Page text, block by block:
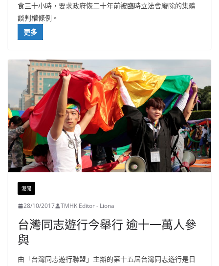
食三十小時，要求政府恢二十年前被臨時立法會廢除的集體
談判權條例。
更多
港聞
28/10/2017 TMHK Editor - Liona
台灣同志遊行今舉行 逾十一萬人參
與
由「台灣同志遊行聯盟」主辦的第十五屆台灣同志遊行是日